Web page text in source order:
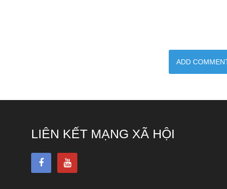
LIÊN KẾT MẠNG XÃ HỘI